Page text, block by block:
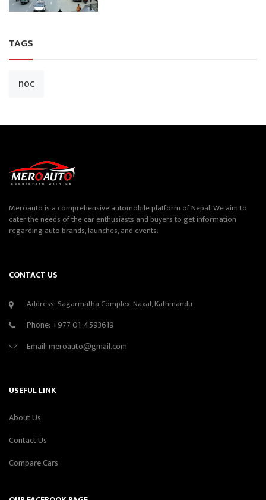
TAGS
noc
Meroauto is a comprehensive automobile platform of Nepal. We aim to
cater the needs of the car enthusiasts and buyers to get information
regarding auto brands, launches, and events.
CONTACT US
Address: Sagarmatha Complex, Naxal, Kathmandu
Phone: +977 01-4593619
Email:meroauto@gmail.com
USEFUL LINK
About Us
Contact Us
Compare Cars